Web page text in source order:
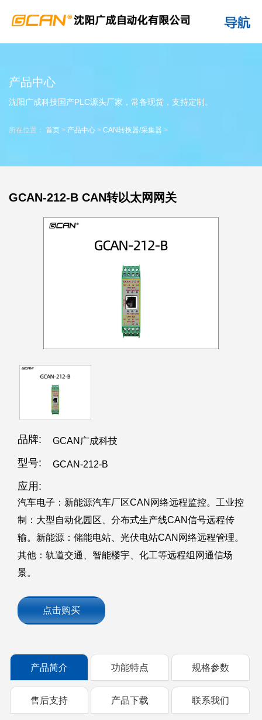
产品中心
沈阳广成科技国产PLC源头厂家，常备现货，支持定制。
所在位置： 首页 > 产品中心 > CAN转换器/采集器 >
GCAN-212-B CAN转以太网网关
品牌: GCAN广成科技
型号: GCAN-212-B
应用:
汽车电子：新能源汽车厂区CAN网络远程监控。工业控
制：大型自动化园区、分布式生产线CAN信号远程传
输。新能源：储能电站、光伏电站CAN网络远程管理。
其他：轨道交通、智能楼宇、化工等远程组网通信场
景。
点击购买
产品简介 功能特点 规格参数
售后支持 产品下载 联系我们